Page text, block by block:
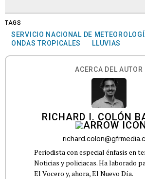
TAGS
SERVICIO NACIONAL DE
ONDAS TROPICALES
LLUVIAS
ACERCA DEL AUTOR
RICHARD I. COLÓN
Periodista con especial énfasis en
Noticias y policiacas. Ha laborado
El Vocero y, ahora, El Nuevo Día.